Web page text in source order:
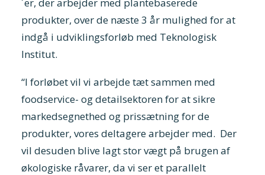
produkter, over de næste 3 år mulighed for at
indgå i udviklingsforløb med Teknologisk
Institut.
“I forløbet vil vi arbejde tæt sammen med
foodservice- og detailsektoren for at sikre
markedsegnethed og prissætning for de
produkter, vores deltagere arbejder med. Der
vil desuden blive lagt stor vægt på brugen af
økologiske råvarer, da vi ser et parallelt